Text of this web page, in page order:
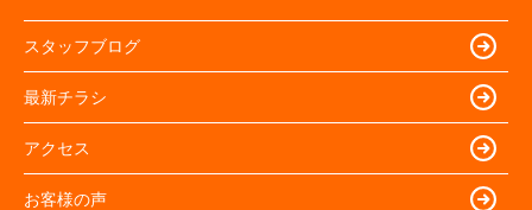
スタッフブログ
最新チラシ
アクセス
お客様の声